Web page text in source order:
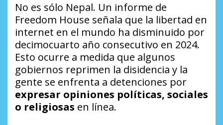
No es sólo Nepal. Un informe de
Freedom House señala que la libertad en
internet en el mundo ha disminuido por
decimocuarto año consecutivo en 2024.
Esto ocurre a medida que algunos
gobiernos reprimen la disidencia y la
gente se enfrenta a detenciones por
expresar opiniones políticas, sociales
o religiosas en línea.